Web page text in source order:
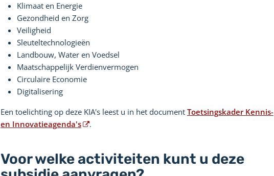
Klimaat en Energie
Gezondheid en Zorg
Veiligheid
Sleuteltechnologieën
Landbouw, Water en Voedsel
Maatschappelijk Verdienvermogen
Circulaire Economie
Digitalisering
Een toelichting op deze KIA's leest u in het document Toetsingskader Kennis-
en Innovatieagenda's
.
Voor welke activiteiten kunt u deze